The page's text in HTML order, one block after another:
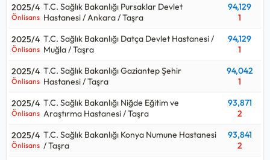
2025/4
Önlisans
T.C. Sağlık Bakanlığı Pursaklar Devlet
Hastanesi / Ankara / Taşra
94,129
1
2025/4
Önlisans
T.C. Sağlık Bakanlığı Datça Devlet Hastanesi /
Muğla / Taşra
94,129
1
2025/4
Önlisans
T.C. Sağlık Bakanlığı Gaziantep Şehir
Hastanesi / Taşra
94,042
1
2025/4
Önlisans
T.C. Sağlık Bakanlığı Niğde Eğitim ve
Araştırma Hastanesi / Taşra
93,871
2
2025/4
Önlisans
T.C. Sağlık Bakanlığı Konya Numune Hastanesi
/ Taşra
93,841
2